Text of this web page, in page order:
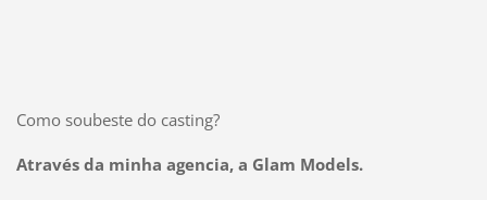
Como soubeste do casting?
Através da minha agencia, a Glam Models.